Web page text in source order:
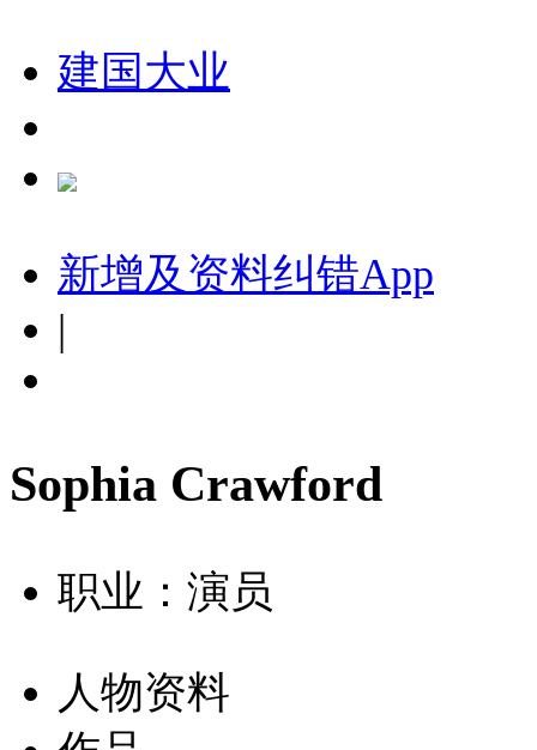
建国大业
新增及资料纠错App
|
Sophia Crawford
职业：演员
人物资料